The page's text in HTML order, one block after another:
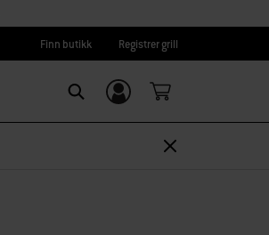
Finn butikk Registrer grill
Logg inn/
Registrer deg